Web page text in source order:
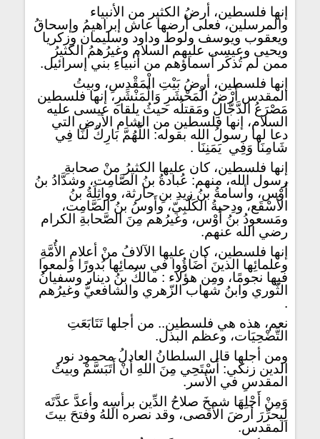
إنها فلسطين، أرضُ الكثير من الأنبياء
والمرسلين، فعلى أرضها عاش إبراهيمُ وإسحاقُ
ويعقوب ويوسف ولوط وداود وسليمان وزكريا
ويحيى وعيسى عليهم السلام وغيرُهمُ الكثيرُ
ممن لم تُذكَر أسماؤهم من أنبياءِ بني إسرائيل.
إنها فلسطين، أرضُ ‏بَيْتِ الْمَقْدِسِ، وبيتُ
المقدس أَرْضُ الْمَحْشَرِ وَالْمَنْشَرِ، ‏إنها فلسطين
مَصْرَعُ الدَّجَّالِ ومَقتلُه حيثُ يلقاه عيسى عليه
السلام، إنها فلسطين من الشام الأرض التي
دعا لها رسولُ الله بقوله: اللَّهُمَّ بَارِكْ لَنَا فِي
‏شَامِنَا ‏‏وَفِي ‏ ‏يَمَنِنَا ‏.
إنها فلسطين، كان عليها الكثيرُ منْ صحابةِ
رسول الله، منهم: عُبادةُ بنُ الصَّامِت، وشدَّادُ بنُ
أَوْس، وأسامةُ بنُ زيدِ بنِ حارثة، وواثِلَةُ بنُ
الأَسْقَع، ودِحيةُ الكَلْبِيّ، وأَوسُ بنُ الصَّامِت،
ومَسعودُ بنُ أَوْس، وغيرُهم مِنَ الصَّحابةِ الكرام
رضي الله عنهم.
إنها فلسطين، كان عليها الآلافُ منْ أعلامِ الأُمَّةِ
وعلمائِها الذينَ أضَاؤُوا في سمائِها بُدورًا ولمعوا
فيها نجومًا، ومِن هؤلاء : مالكُ بنُ دينار وسفيانُ
الثَّوري وابنُ شهاب الزّهري والشافعيُّ وغيرُهم
.
نعم، هذه هي فلسطين.. من أجلها تَتَابَعَتِ
التَّضْحِيَات، وعظم البذل.
ومن أجلها قال السلطانُ العادلُ محمود نور
الدين زنكي: أَسْتَحِي مِنَ اللهِ أنْ أَتَبَسَّمْ وبيتُ
المقدسِ في الأسر.
وَمِنْ أَجْلِهَا شمخَ صلاحُ الدِّين برأسِه وأعدَّ عدَّتَه
لِيحرِّرَ أرضَ الأقصى، وقد نصره اللهُ وفتحَ بيتَ
المقدس.